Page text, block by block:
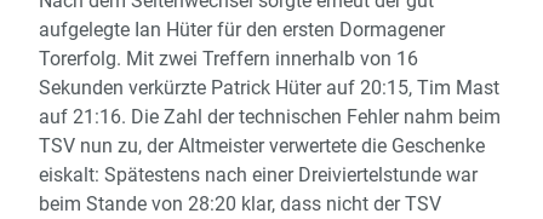
aufgelegte Ian Hüter für den ersten Dormagener
Torerfolg. Mit zwei Treffern innerhalb von 16
Sekunden verkürzte Patrick Hüter auf 20:15, Tim Mast
auf 21:16. Die Zahl der technischen Fehler nahm beim
TSV nun zu, der Altmeister verwertete die Geschenke
eiskalt: Spätestens nach einer Dreiviertelstunde war
beim Stande von 28:20 klar, dass nicht der TSV